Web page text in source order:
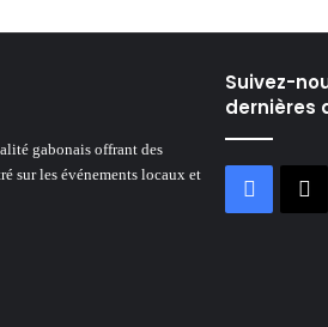
gabonais offrant des
sur les événements locaux et
Suivez-
dernières
Facebook
X